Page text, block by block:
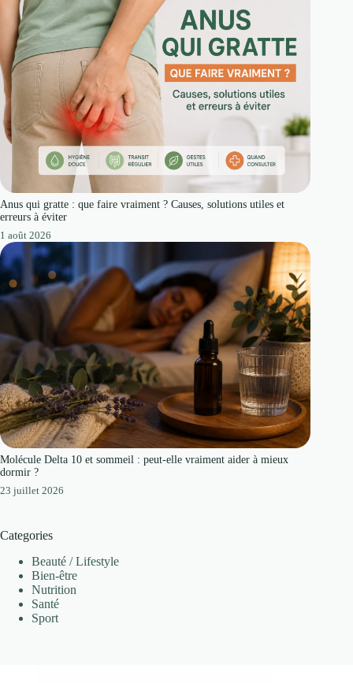
Anus qui gratte : que faire vraiment ? Causes, solutions utiles et
erreurs à éviter
1 août 2026
Molécule Delta 10 et sommeil : peut-elle vraiment aider à mieux
dormir ?
23 juillet 2026
Categories
Beauté / Lifestyle
Bien-être
Nutrition
Santé
Sport